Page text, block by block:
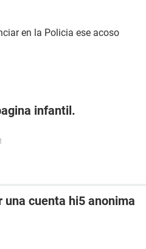
en la Policia ese acoso
infantil.
una cuenta hi5 anonima